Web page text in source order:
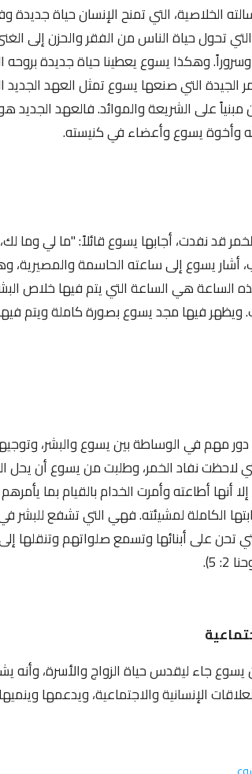
الخلاصية، التي تمنح الإنسان حياة جديدة
تحول حياة الناس من الفقر والحزن إلى
وهكذا يسوع يعطينا حياة جديدة بروحه
الجيدة التي صنعها يسوع تمثل العهد
على الشريعة والموائد. فالعهد الجديد
وأخوة يسوع وأعضاء في كنيسته.
قد نفدت، أجابها يسوع قائلاً: "ما لي وما
أشار يسوع إلى ساعته الحاسمة
الساعة هي الساعة التي يتم فيها خلاص
ويظهر فيها مجد يسوع بصورة كاملة ويتم
مهم في الوساطة بين يسوع والبشر،
لاحظت نفاد الخمر، وطلبت من يسوع أن يحل
الكاملة لمشيئته. فهي التي تشفع
تحن على أبنائها وتسمع صلواتهم وتنقلها
5).
جاء ليقدس حياة الزواج والأسرة، وأنه
الإنسانية والاجتماعية، ويدعمها